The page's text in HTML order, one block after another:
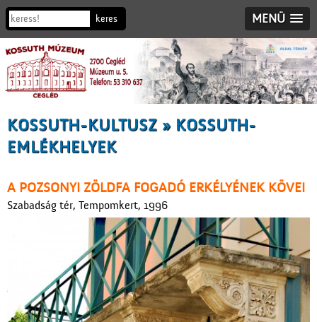
MENÜ
KOSSUTH-KULTUSZ » KOSSUTH-
EMLÉKHELYEK
A POZSONYI ZÖLDFA FOGADÓ ERKÉLYÉNEK KÖVEI
Szabadság tér, Tempomkert, 1996